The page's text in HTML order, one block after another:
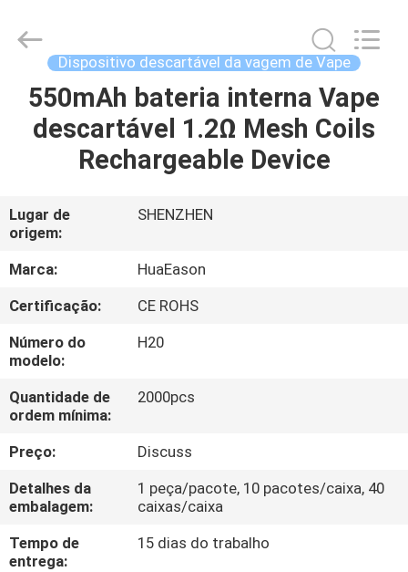
CASA
PRODUTOS
VÍDEOS
SOBRE
NÓS
EXCURSÃO
DA
FÁBRICA
CONTROLE
DA
QUALIDADE
Ltd..
Developed
Dispositivo descartável da vagem de Vape
550mAh bateria interna Vape
descartável 1.2Ω Mesh Coils
Rechargeable Device
Lugar de
origem:
SHENZHEN
Marca:
HuaEason
Certificação:
CE ROHS
Número do
modelo:
H20
Quantidade de
ordem mínima:
2000pcs
Preço:
Discuss
Detalhes da
embalagem:
1 peça/pacote, 10 pacotes/caixa, 40
caixas/caixa
Tempo de
entrega:
15 dias do trabalho